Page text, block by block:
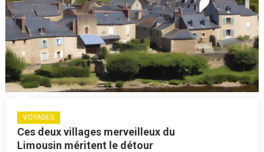
VOYAGES
Ces deux villages merveilleux du
Limousin méritent le détour